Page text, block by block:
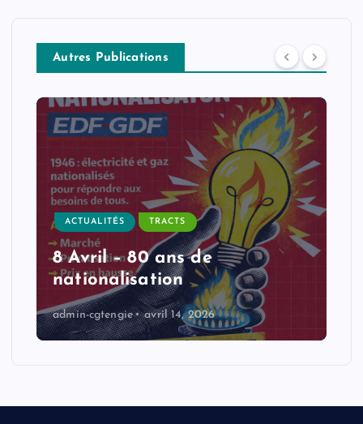
Autres Publications
ACTUALITÉS TRACTS
8 Avril – 80 ans de
nationalisation
admin-cgtengie avril 14, 2026